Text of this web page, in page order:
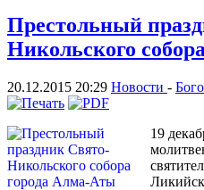
Престольный
Никольского
20.12.2015 20:29 Новости -
19